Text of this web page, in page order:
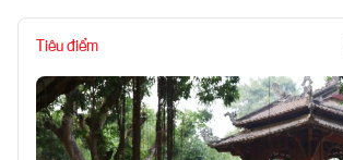
Tiêu điểm